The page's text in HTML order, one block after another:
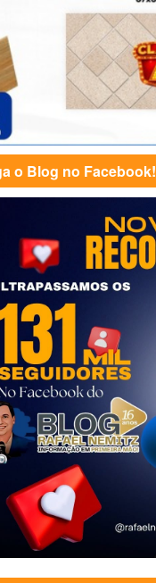
o Blog no Facebook!